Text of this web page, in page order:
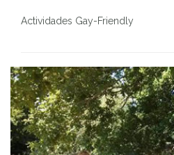
Actividades Gay-Friendly